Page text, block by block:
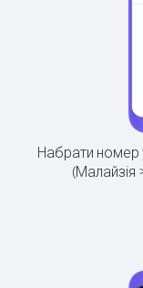
Набрати номер
(Малайзія